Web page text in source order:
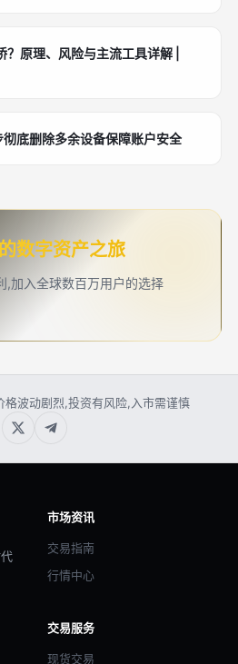
原理、风险与主流工具详解 |
底删除多余设备保障账户安全
数字资产之旅
,加入全球数百万用户的选择
波动剧烈,投资有风险,入市需谨慎
市场资讯
交易指南
行情中心
交易服务
现货交易